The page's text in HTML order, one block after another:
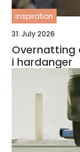
inspiration
31. July 2026
Overnatting odda gode valg
i hardanger